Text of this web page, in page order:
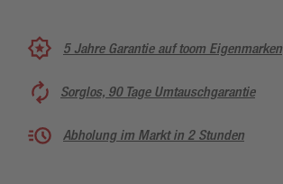
5 Jahre Garantie auf toom Eigenmarken
Sorglos, 90 Tage Umtauschgarantie
Abholung im Markt in 2 Stunden